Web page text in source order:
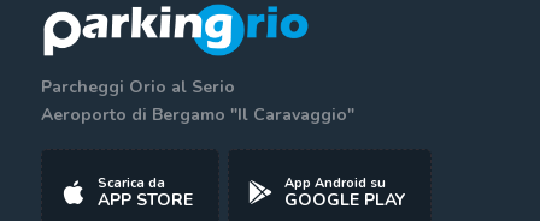
Parcheggi Orio al Serio
Aeroporto di Bergamo "Il Caravaggio"
Scarica da
APP STORE
App Android su
GOOGLE PLAY